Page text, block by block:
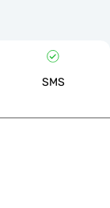
SMS